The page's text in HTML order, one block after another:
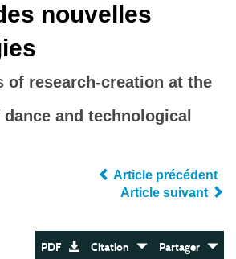
nouvelles
of research-creation at the
and technological
Article précédent
Article suivant
PDF Citation Partager